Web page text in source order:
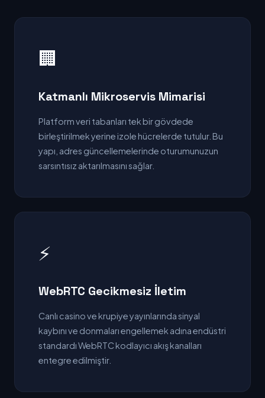
🏢
Katmanlı Mikroservis Mimarisi
Platform veri tabanları tek bir gövdede
birleştirilmek yerine izole hücrelerde tutulur. Bu
yapı, adres güncellemelerinde oturumunuzun
sarsıntısız aktarılmasını sağlar.
⚡
WebRTC Gecikmesiz İletim
Canlı casino ve krupiye yayınlarında sinyal
kaybını ve donmaları engellemek adına endüstri
standardı WebRTC kodlayıcı akış kanalları
entegre edilmiştir.